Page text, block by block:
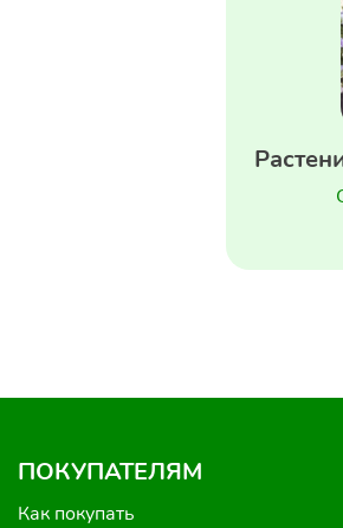
ПОКУПАТЕЛЯМ
Как покупать